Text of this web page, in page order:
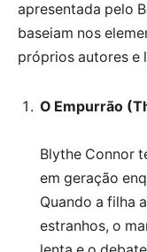
apresentada pelo
baseiam nos
próprios autores e
O Empurrão
Blythe Connor
em geração
Quando a filha
estranhos, o